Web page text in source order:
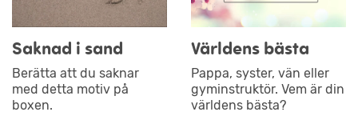
Saknad i sand
Berätta att du saknar
med detta motiv på
boxen.
Världens bästa
Pappa, syster, vän eller
gyminstruktör. Vem är din
världens bästa?